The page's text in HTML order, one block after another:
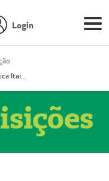
Login
Prestador Clínica Itaipú Ltda (51004348-2)